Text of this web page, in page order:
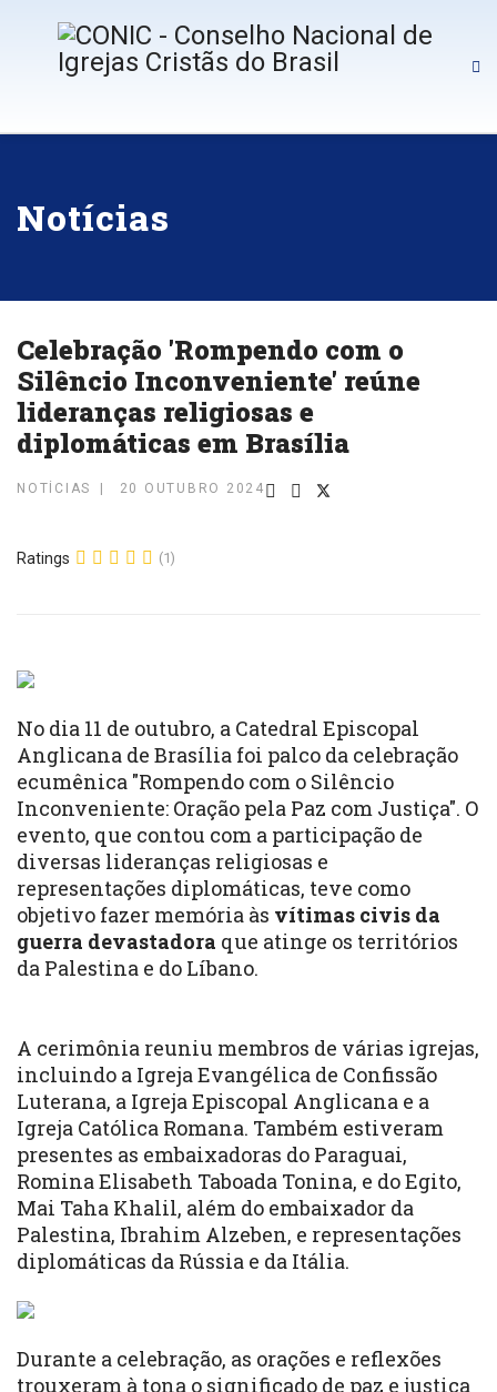
Notícias
Celebração 'Rompendo com o
Silêncio Inconveniente' reúne
lideranças religiosas e
diplomáticas em Brasília
NOTÍCIAS 20 OUTUBRO 2024
Ratings (1)
No dia 11 de outubro, a Catedral Episcopal
Anglicana de Brasília foi palco da celebração
ecumênica "Rompendo com o Silêncio
Inconveniente: Oração pela Paz com Justiça". O
evento, que contou com a participação de
diversas lideranças religiosas e
representações diplomáticas, teve como
objetivo fazer memória às vítimas civis da
guerra devastadora que atinge os territórios
da Palestina e do Líbano.
A cerimônia reuniu membros de várias igrejas,
incluindo a Igreja Evangélica de Confissão
Luterana, a Igreja Episcopal Anglicana e a
Igreja Católica Romana. Também estiveram
presentes as embaixadoras do Paraguai,
Romina Elisabeth Taboada Tonina, e do Egito,
Mai Taha Khalil, além do embaixador da
Palestina, Ibrahim Alzeben, e representações
diplomáticas da Rússia e da Itália.
Durante a celebração, as orações e reflexões
trouxeram à tona o significado de paz e justiça